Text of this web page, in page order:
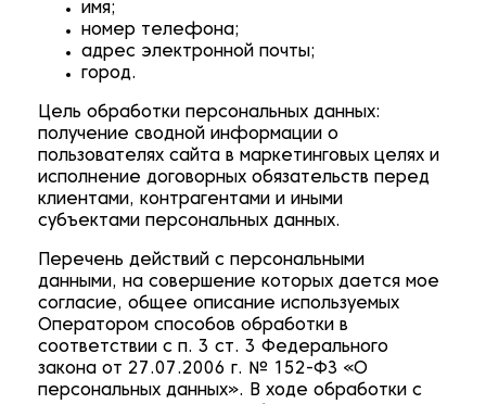
имя;
номер телефона;
адрес электронной почты;
город.
Цель обработки персональных данных:
получение сводной информации о
пользователях сайта в маркетинговых целях и
исполнение договорных обязательств перед
клиентами, контрагентами и иными
субъектами персональных данных.
Перечень действий с персональными
данными, на совершение которых дается мое
согласие, общее описание используемых
Оператором способов обработки в
соответствии с п. 3 ст. 3 Федерального
закона от 27.07.2006 г. № 152-ФЗ «О
персональных данных». В ходе обработки с